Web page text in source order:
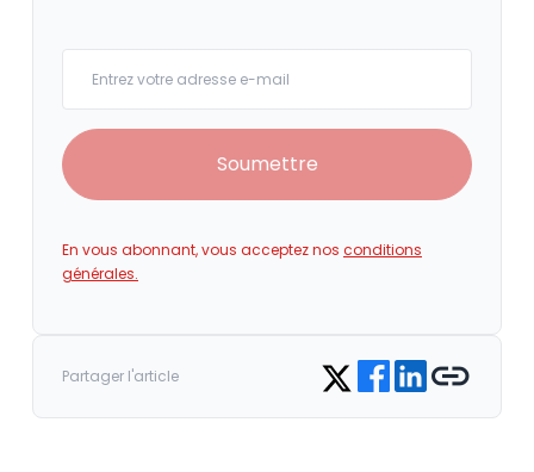
Soumettre
En vous abonnant, vous acceptez nos conditions
générales.
Partager l'article Share on Twitter
Share on Facebook
Share on LinkedIn
Copy link